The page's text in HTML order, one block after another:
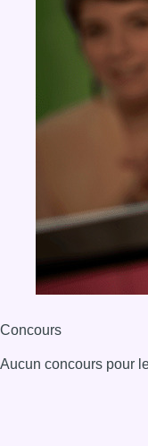
Concours
Aucun concours pour